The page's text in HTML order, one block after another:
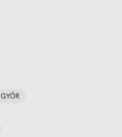
GYŐR